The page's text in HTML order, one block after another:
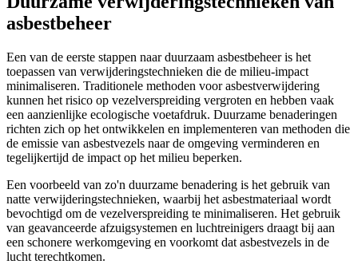
asbestbeheer
Een van de eerste stappen naar duurzaam asbestbeheer is het
toepassen van verwijderingstechnieken die de milieu-impact
minimaliseren. Traditionele methoden voor asbestverwijdering
kunnen het risico op vezelverspreiding vergroten en hebben vaak
een aanzienlijke ecologische voetafdruk. Duurzame benaderingen
richten zich op het ontwikkelen en implementeren van methoden die
de emissie van asbestvezels naar de omgeving verminderen en
tegelijkertijd de impact op het milieu beperken.
Een voorbeeld van zo'n duurzame benadering is het gebruik van
natte verwijderingstechnieken, waarbij het asbestmateriaal wordt
bevochtigd om de vezelverspreiding te minimaliseren. Het gebruik
van geavanceerde afzuigsystemen en luchtreinigers draagt bij aan
een schonere werkomgeving en voorkomt dat asbestvezels in de
lucht terechtkomen.